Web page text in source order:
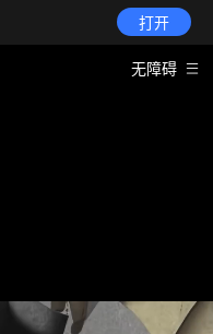
打开
无障碍